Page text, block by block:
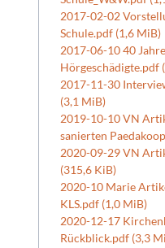
2017-02-02
Schule.pdf (1,6 MiB)
2017-06-10 40
Hörgeschädigte.pdf
2017-11-30
(3,1 MiB)
2019-10-10 VN
sanierten
2020-09-29 VN
(315,6 KiB)
2020-10 Marie
KLS.pdf (1,0 MiB)
2020-12-17
Rückblick.pdf (3,3